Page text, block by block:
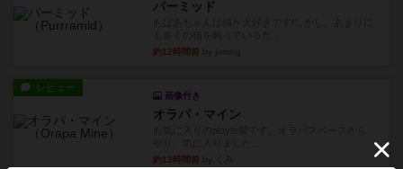
パーミッド
約12時間前
レビュー
画像付き
オラパ・マイン
約13時間前